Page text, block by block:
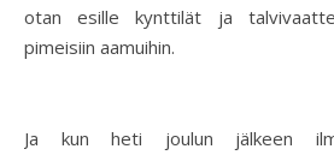
otan esille kynttilät ja
pimeisiin aamuihin.
Ja kun heti joulun jälkeen